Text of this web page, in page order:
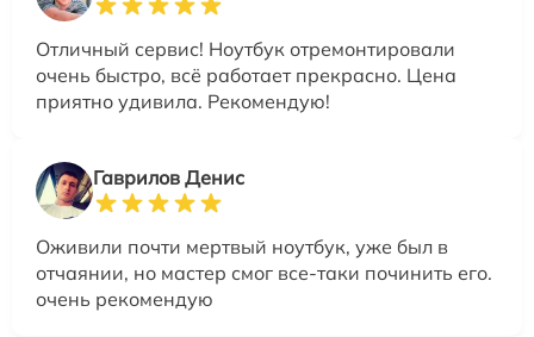
Отличный сервис! Ноутбук отремонтировали
очень быстро, всё работает прекрасно. Цена
приятно удивила. Рекомендую!
Гаврилов Денис
Оживили почти мертвый ноутбук, уже был в
отчаянии, но мастер смог все-таки починить его.
очень рекомендую